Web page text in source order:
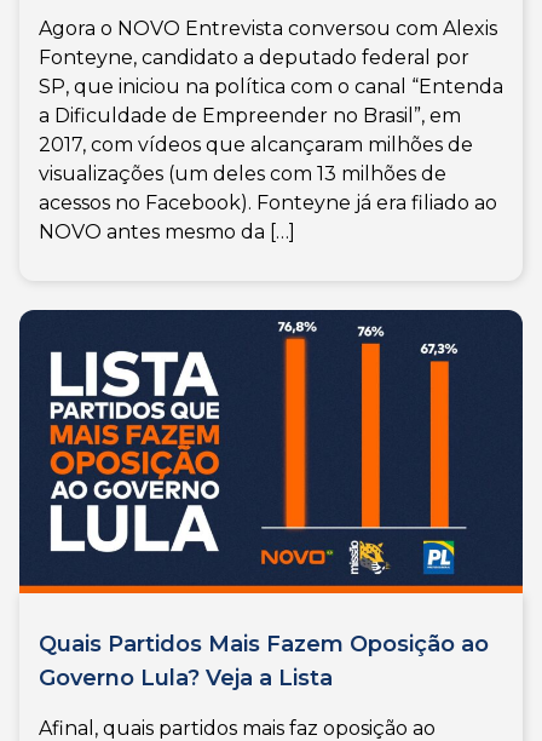
Agora o NOVO Entrevista conversou com Alexis
Fonteyne, candidato a deputado federal por
SP, que iniciou na política com o canal “Entenda
a Dificuldade de Empreender no Brasil”, em
2017, com vídeos que alcançaram milhões de
visualizações (um deles com 13 milhões de
acessos no Facebook). Fonteyne já era filiado ao
NOVO antes mesmo da […]
Quais Partidos Mais Fazem Oposição ao
Governo Lula? Veja a Lista
Afinal, quais partidos mais faz oposição ao